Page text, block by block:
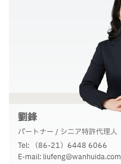
劉鋒
パートナー / シニア特許代理人
Tel:
（86-21）6448 6066
E-mail: liufeng@wanhuida.com